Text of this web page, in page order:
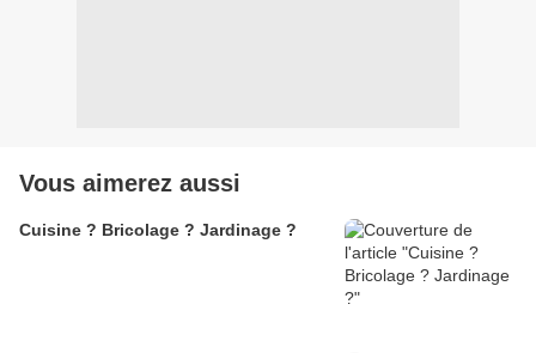
Vous aimerez aussi
Cuisine ? Bricolage ? Jardinage ?